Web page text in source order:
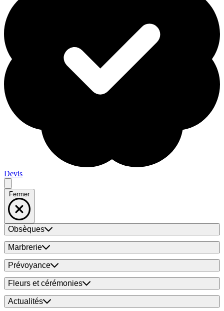
Devis
Fermer
Obsèques
Marbrerie
Prévoyance
Fleurs et cérémonies
Actualités